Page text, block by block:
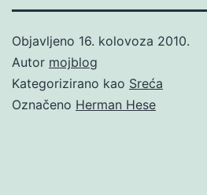
Objavljeno 16. kolovoza 2010.
Autor mojblog
Kategorizirano kao Sreća
Označeno Herman Hese